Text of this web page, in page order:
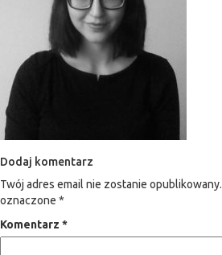
Dodaj komentarz
Twój adres email nie zostanie opublikowany.
oznaczone *
Komentarz *